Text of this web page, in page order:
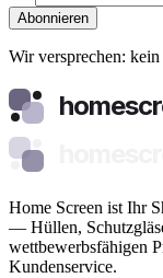
Abonnieren
Wir versprechen:
Home Screen ist Ihr
— Hüllen,
wettbewerbsfähigen
Kundenservice.